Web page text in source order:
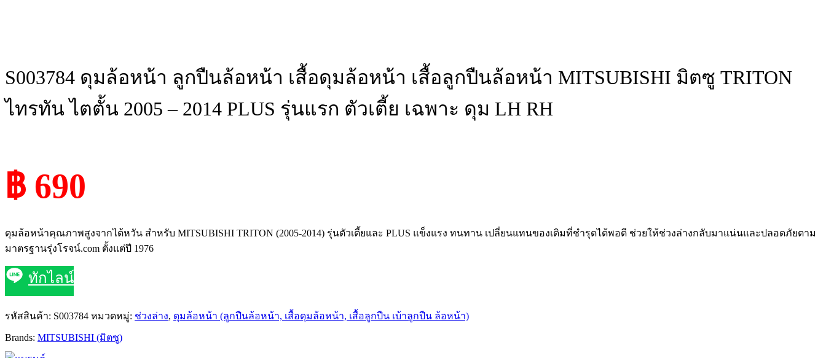
S003784 ดุมล้อหน้า ลูกปืนล้อหน้า เสื้อดุมล้อหน้า เสื้อลูกปืนล้อหน้า MITSUBISHI มิตซู TRITON
ไทรทัน ไตตั้น 2005 – 2014 PLUS รุ่นแรก ตัวเตี้ย เฉพาะ ดุม LH RH
฿ 690
ดุมล้อหน้าคุณภาพสูงจากไต้หวัน สำหรับ MITSUBISHI TRITON (2005-2014) รุ่นตัวเตี้ยและ PLUS แข็งแรง ทนทาน เปลี่ยนแทนของเดิมที่ชำรุดได้พอดี ช่วยให้ช่วงล่างกลับมาแน่นและปลอดภัยตาม
มาตรฐานรุ่งโรจน์.com ตั้งแต่ปี 1976
ทักไลน์
รหัสสินค้า: S003784 หมวดหมู่: ช่วงล่าง, ดุมล้อหน้า (ลูกปืนล้อหน้า, เสื้อดุมล้อหน้า, เสื้อลูกปืน เบ้าลูกปืน ล้อหน้า)
Brands: MITSUBISHI (มิตซู)